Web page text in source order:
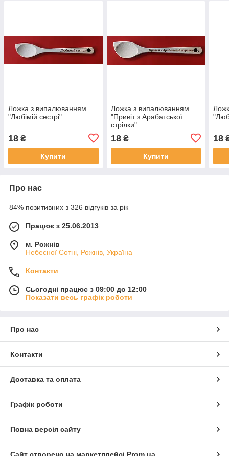
Ложка з випалюванням
"Любімій сестрі"
18 ₴
Купити
Ложка з випалюванням
"Привіт з Арабатської
стрілки"
18₴
Купити
18
Про нас
84% позитивних з 326 відгуків за рік
Працює з 25.06.2013
м. Рожнів
Небесної Сотні, Рожнів, Україна
Контакти
Сьогодні працює з 09:00 до 12:00
Показати весь графік роботи
Про нас
Контакти
Доставка та оплата
Графік роботи
Повна версія сайту
Сайт створено на маркетплейсі Prom.ua